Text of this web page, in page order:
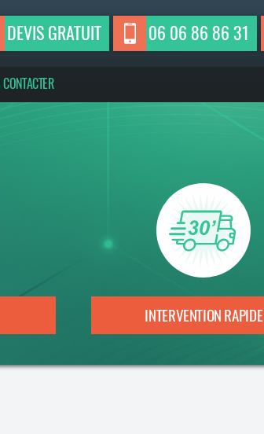
DEVIS GRATUIT 06 06 86 86 31
INTERVENTION RAPIDE